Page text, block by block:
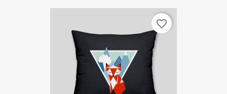
favorite_border